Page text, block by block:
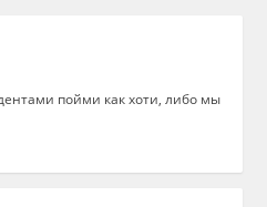
пойми как хоти, либо мы